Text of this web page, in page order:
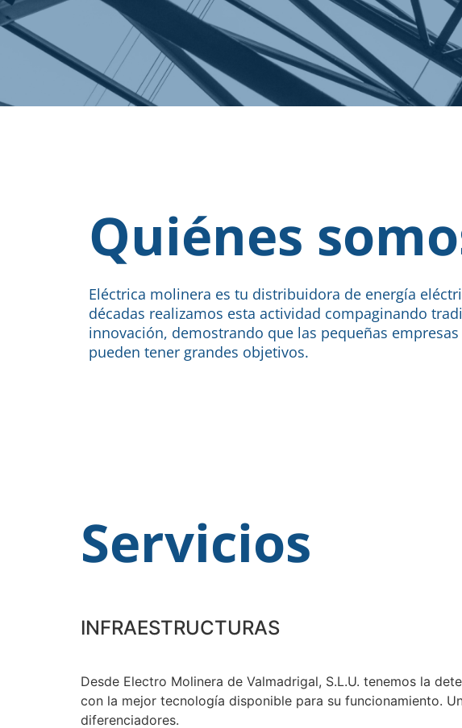
Quiénes
Eléctrica molinera es tu distribuidora de energía
décadas realizamos esta actividad compaginando
innovación, demostrando que las pequeñas
pueden tener grandes objetivos.
Servicios
INFRAESTRUCTURAS
Desde Electro Molinera de Valmadrigal, S.L.U. tenemos la
con la mejor tecnología disponible para su funcionamiento.
diferenciadores.